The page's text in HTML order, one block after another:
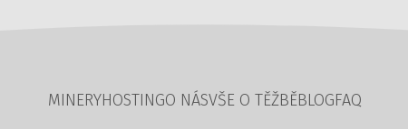
MINERYHOSTINGO NÁSVŠE O TĚŽBĚBLOGFAQ